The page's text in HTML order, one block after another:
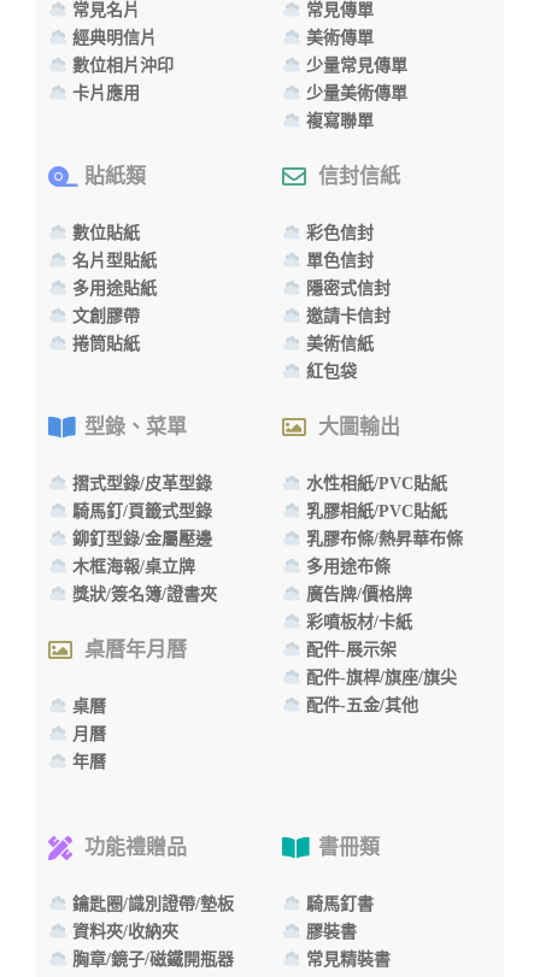
常見名片
經典明信片
數位相片沖印
卡片應用
常見傳單
美術傳單
少量常見傳單
少量美術傳單
複寫聯單
貼紙類
數位貼紙
名片型貼紙
多用途貼紙
文創膠帶
捲筒貼紙
信封信紙
彩色信封
單色信封
隱密式信封
邀請卡信封
美術信紙
紅包袋
型錄、菜單
摺式型錄/皮革型錄
騎馬釘/頁籤式型錄
鉚釘型錄/金屬壓邊
木框海報/桌立牌
獎狀/簽名簿/證書夾
桌曆年月曆
桌曆
月曆
年曆
大圖輸出
水性相紙/PVC貼紙
乳膠相紙/PVC貼紙
乳膠布條/熱昇華布條
多用途布條
廣告牌/價格牌
彩噴板材/卡紙
配件-展示架
配件-旗桿/旗座/旗尖
配件-五金/其他
功能禮贈品
鑰匙圈/識別證帶/墊板
資料夾/收納夾
胸章/鏡子/磁鐵開瓶器
書冊類
騎馬釘書
膠裝書
常見精裝書